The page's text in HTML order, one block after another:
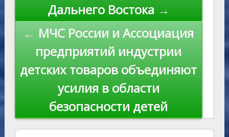
Дальнего Востока →
← МЧС России и Ассоциация
предприятий индустрии
детских товаров объединяют
усилия в области
безопасности детей